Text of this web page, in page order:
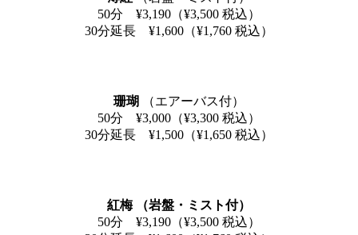
50分 ¥3,190（¥3,500 税込）
30分延長 ¥1,600（¥1,760 税込）
珊瑚
（エアーバス付）
50分 ¥3,000（¥3,300 税込）
30分延長 ¥1,500（¥1,650 税込）
紅梅 （岩盤・ミスト付）
50分 ¥3,190（¥3,500 税込）